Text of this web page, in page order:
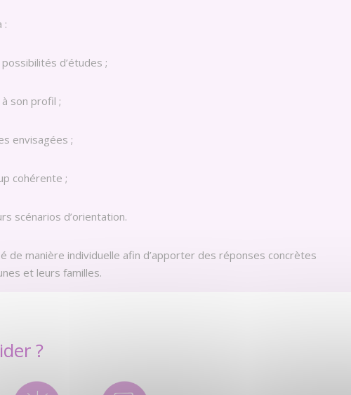
:
d’études ;
son profil ;
envisagées ;
cohérente ;
scénarios d’orientation.
de manière individuelle afin d’apporter des réponses concrètes
et leurs familles.
?